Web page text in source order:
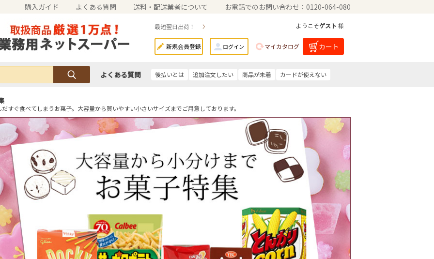
購入ガイド よくある質問 送料・配送業者について お電話でのお問い合わせ：0120-064-080
最短翌日出荷！ ようこそゲスト 様
新規会員登録 ログイン マイカタログ カート
よくある質問 後払いとは 追加注文したい 商品が未着 カードが使えない
すぐ食べてしまうお菓子。大容量から買いやすい小さいサイズまでご用意しております。